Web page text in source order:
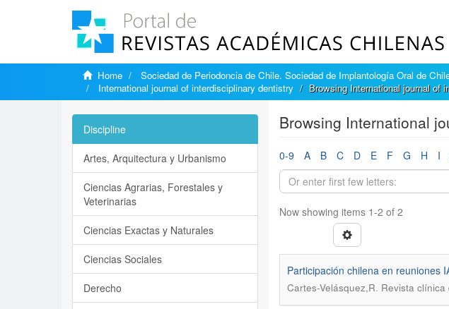
Home
Sociedad de Periodoncia de Chile. Sociedad de Implantología Oral de
International journal of interdisciplinary dentistry
Browsing International journal of
Browsing International
0-9 A B C D E F G H I
Now showing items 1-2 of 2
Participación chilena en reuniones
Cartes-Velásquez,R. Revista
Discipline
Artes, Arquitectura y Urbanismo
Ciencias Agrarias, Forestales y
Veterinarias
Ciencias Exactas y Naturales
Ciencias Sociales
Derecho